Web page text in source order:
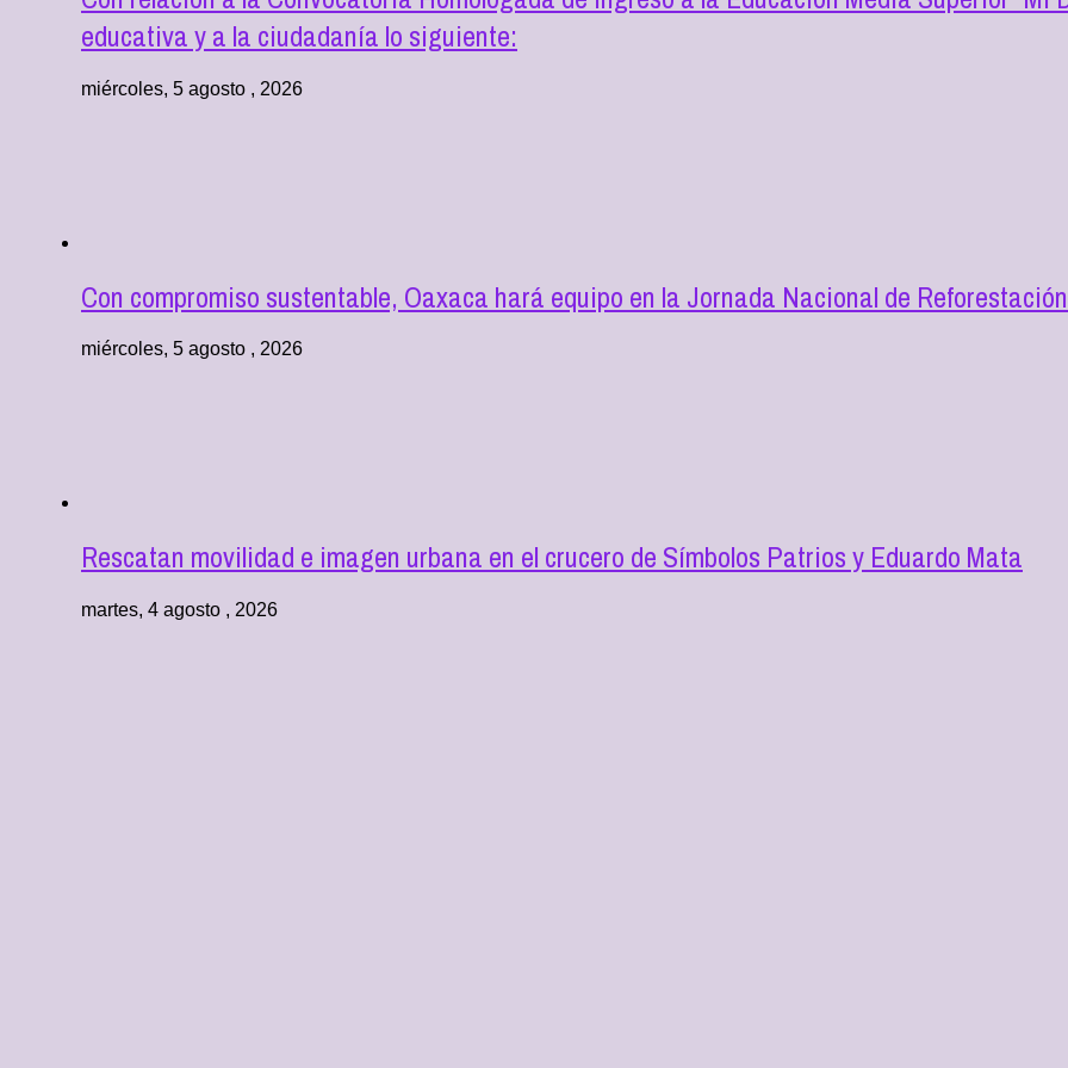
educativa y a la ciudadanía lo siguiente:
miércoles, 5 agosto , 2026
Con compromiso sustentable, Oaxaca hará equipo en la Jornada Nacional de
miércoles, 5 agosto , 2026
Rescatan movilidad e imagen urbana en el crucero de Símbolos Patrios y Eduardo Mata
martes, 4 agosto , 2026